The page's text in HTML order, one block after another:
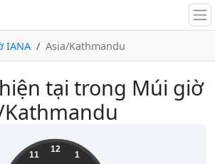
IANA Asia/Kathmandu
tại trong Múi giờ
Kathmandu
12
1
11